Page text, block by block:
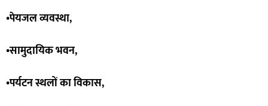
•पेयजल व्यवस्था,
•सामुदायिक भवन,
•पर्यटन स्थलों का विकास,